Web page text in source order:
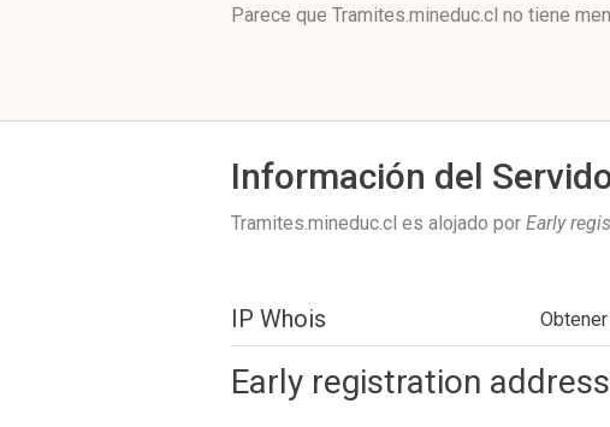
Parece que Tramites.mineduc.cl no tiene
Información del
Tramites.mineduc.cl es alojado por Early
IP Whois
Early registration